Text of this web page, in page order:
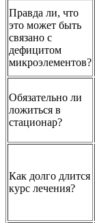
Правда ли, что
это может быть
связано с
дефицитом
микроэлементов?
Обязательно ли
ложиться в
стационар?
Как долго длится
курс лечения?